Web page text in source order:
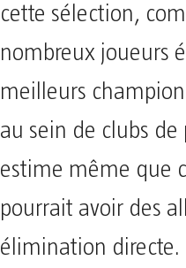
cette sélection,
nombreux joueurs
meilleurs
au sein de clubs de
estime même que
pourrait avoir des
élimination directe.